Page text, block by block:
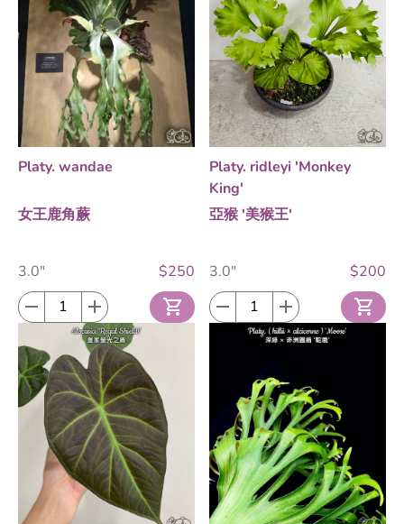
Platy. wandae
女王鹿角蕨
3.0" $250
Platy. ridleyi 'Monkey
King'
亞猴 '美猴王'
3.0" $200